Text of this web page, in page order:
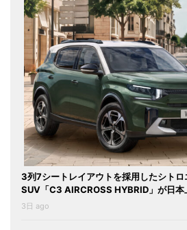
3列7シートレイアウトを採用したシトロ
SUV「C3 AIRCROSS HYBRID」が日本
3日 ago